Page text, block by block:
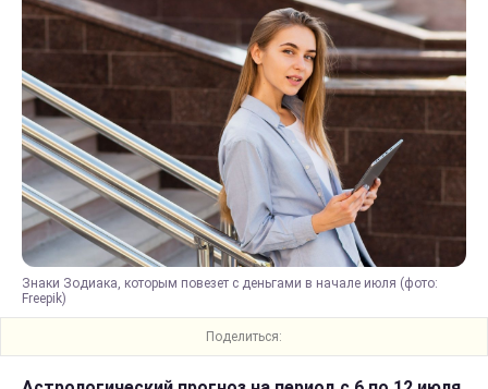
Знаки Зодиака, которым повезет с деньгами в начале июля (фото:
Freepik)
Поделиться: